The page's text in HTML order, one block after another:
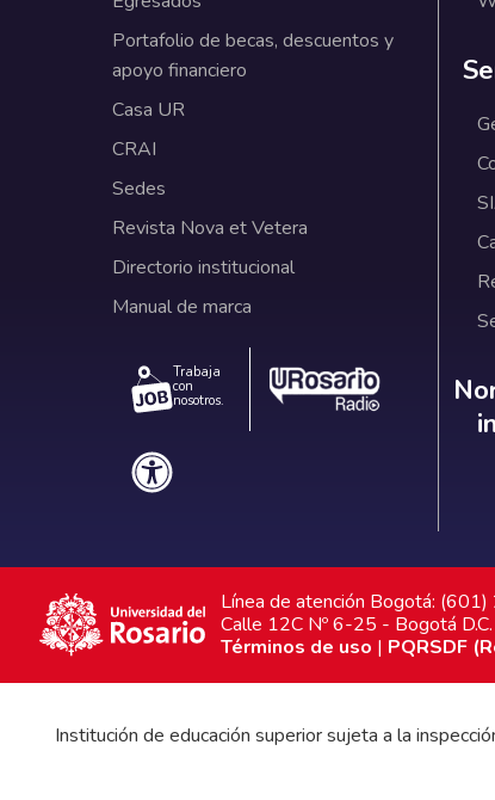
Portafolio de becas, descuentos y
apoyo financiero
Casa UR
CRAI
Sedes
Revista Nova et Vetera
Directorio institucional
Manual de marca
Trabaja
con
nosotros.
Línea de atención Bogotá:
Calle 12C Nº 6-25 - Bogotá
Términos de uso | PQRSDF
Institución de educación superior sujeta a la